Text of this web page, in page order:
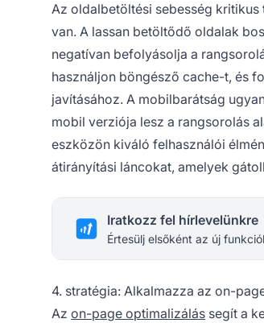
Az oldalbetöltési sebesség kritikus
van. A lassan betöltődő oldalak
negatívan befolyásolja a
használjon böngésző cache-t, és
javításához. A mobilbarátság
mobil verziója lesz a rangsorolás
eszközön kiváló felhasználói
átirányítási láncokat, amelyek
Iratkozz fel hírlevelünkre
Értesülj elsőként az új
4. stratégia: Alkalmazza az on-
Az on-page optimalizálás segít a